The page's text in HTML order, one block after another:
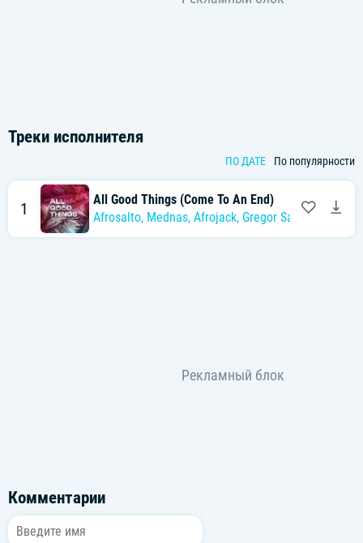
Треки исполнителя
ПО ДАТЕ По популярности
1
All Good Things (Come To An End)
Afrosalto, Mednas, Afrojack, Gregor Salto
Комментарии